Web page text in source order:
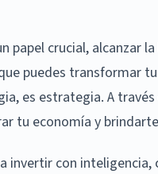
papel crucial, alcanzar
puedes transformar
es estrategia. A
tu economía y
invertir con